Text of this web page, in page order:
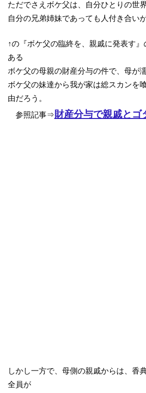
ただでさえボケ父は、自分ひとりの世
自分の兄弟姉妹であっても人付き合い
↑の『ボケ父の臨終を、親戚に発表す
ある
ボケ父の母親の財産分与の件で、母が
ボケ父の妹達から我が家は総スカンを
由だろう。
参照記事⇒財産分与で親戚とゴ
しかし一方で、母側の親戚からは、香
全員が